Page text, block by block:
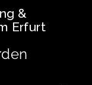
&
Erfurt